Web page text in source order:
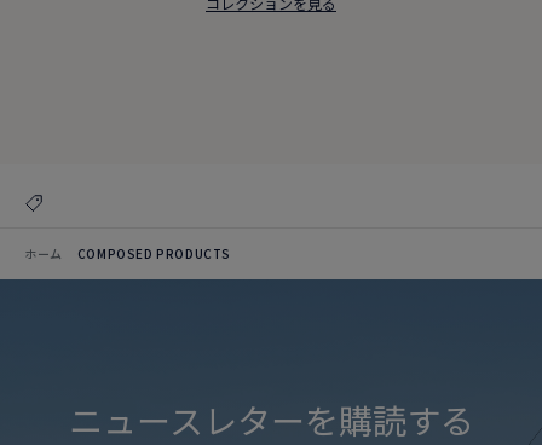
ホーム COMPOSED PRODUCTS
ニュースレターを購読する